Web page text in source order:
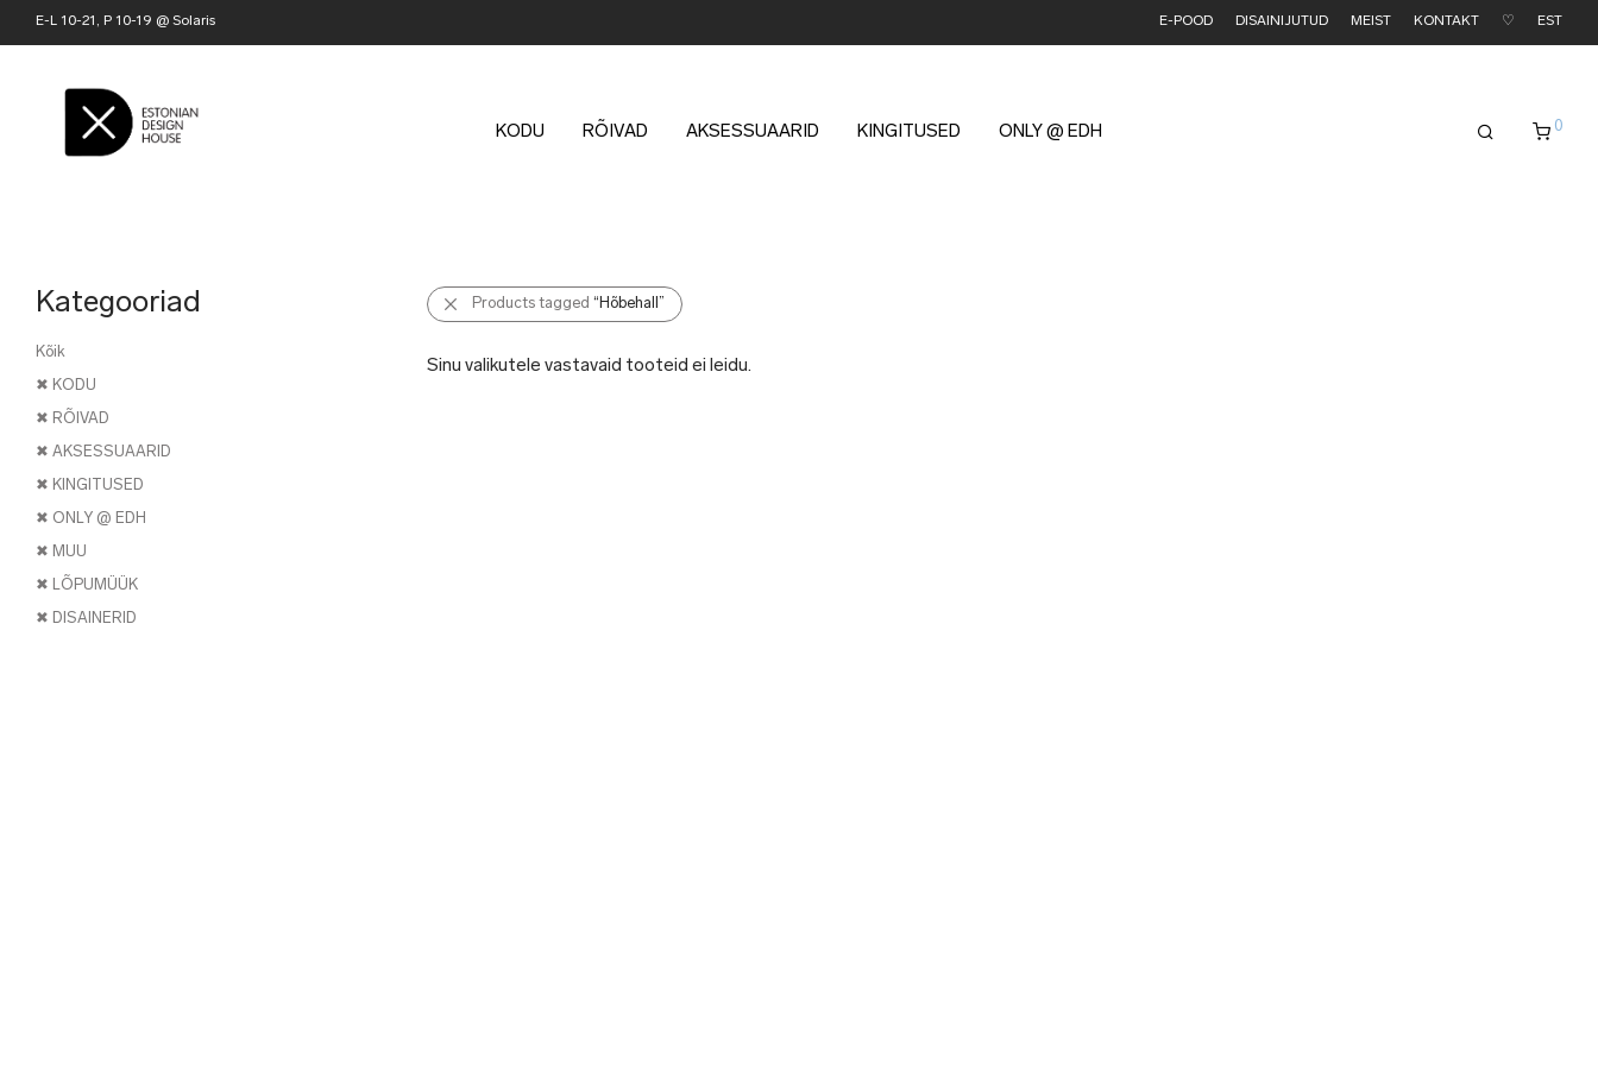
E-L 10-21, P 10-19 @ Solaris E-POOD DISAINIJUTUD MEIST KONTAKT ♡ EST
KODU RÕIVAD AKSESSUAARID KINGITUSED ONLY @ EDH 0
Kategooriad
Kõik
✖ KODU
✖ RÕIVAD
✖ AKSESSUAARID
✖ KINGITUSED
✖ ONLY @ EDH
✖ MUU
✖ LÕPUMÜÜK
✖ DISAINERID
Products tagged “Hõbehall”
Sinu valikutele vastavaid tooteid ei leidu.